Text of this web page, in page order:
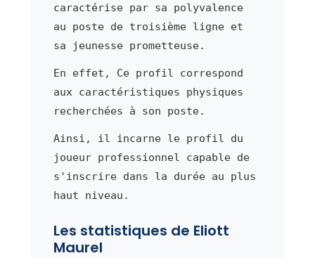
caractérise par sa polyvalence
au poste de troisième ligne et
sa jeunesse prometteuse.
En effet, Ce profil correspond
aux caractéristiques physiques
recherchées à son poste.
Ainsi, il incarne le profil du
joueur professionnel capable de
s'inscrire dans la durée au plus
haut niveau.
Les statistiques de Eliott
Maurel